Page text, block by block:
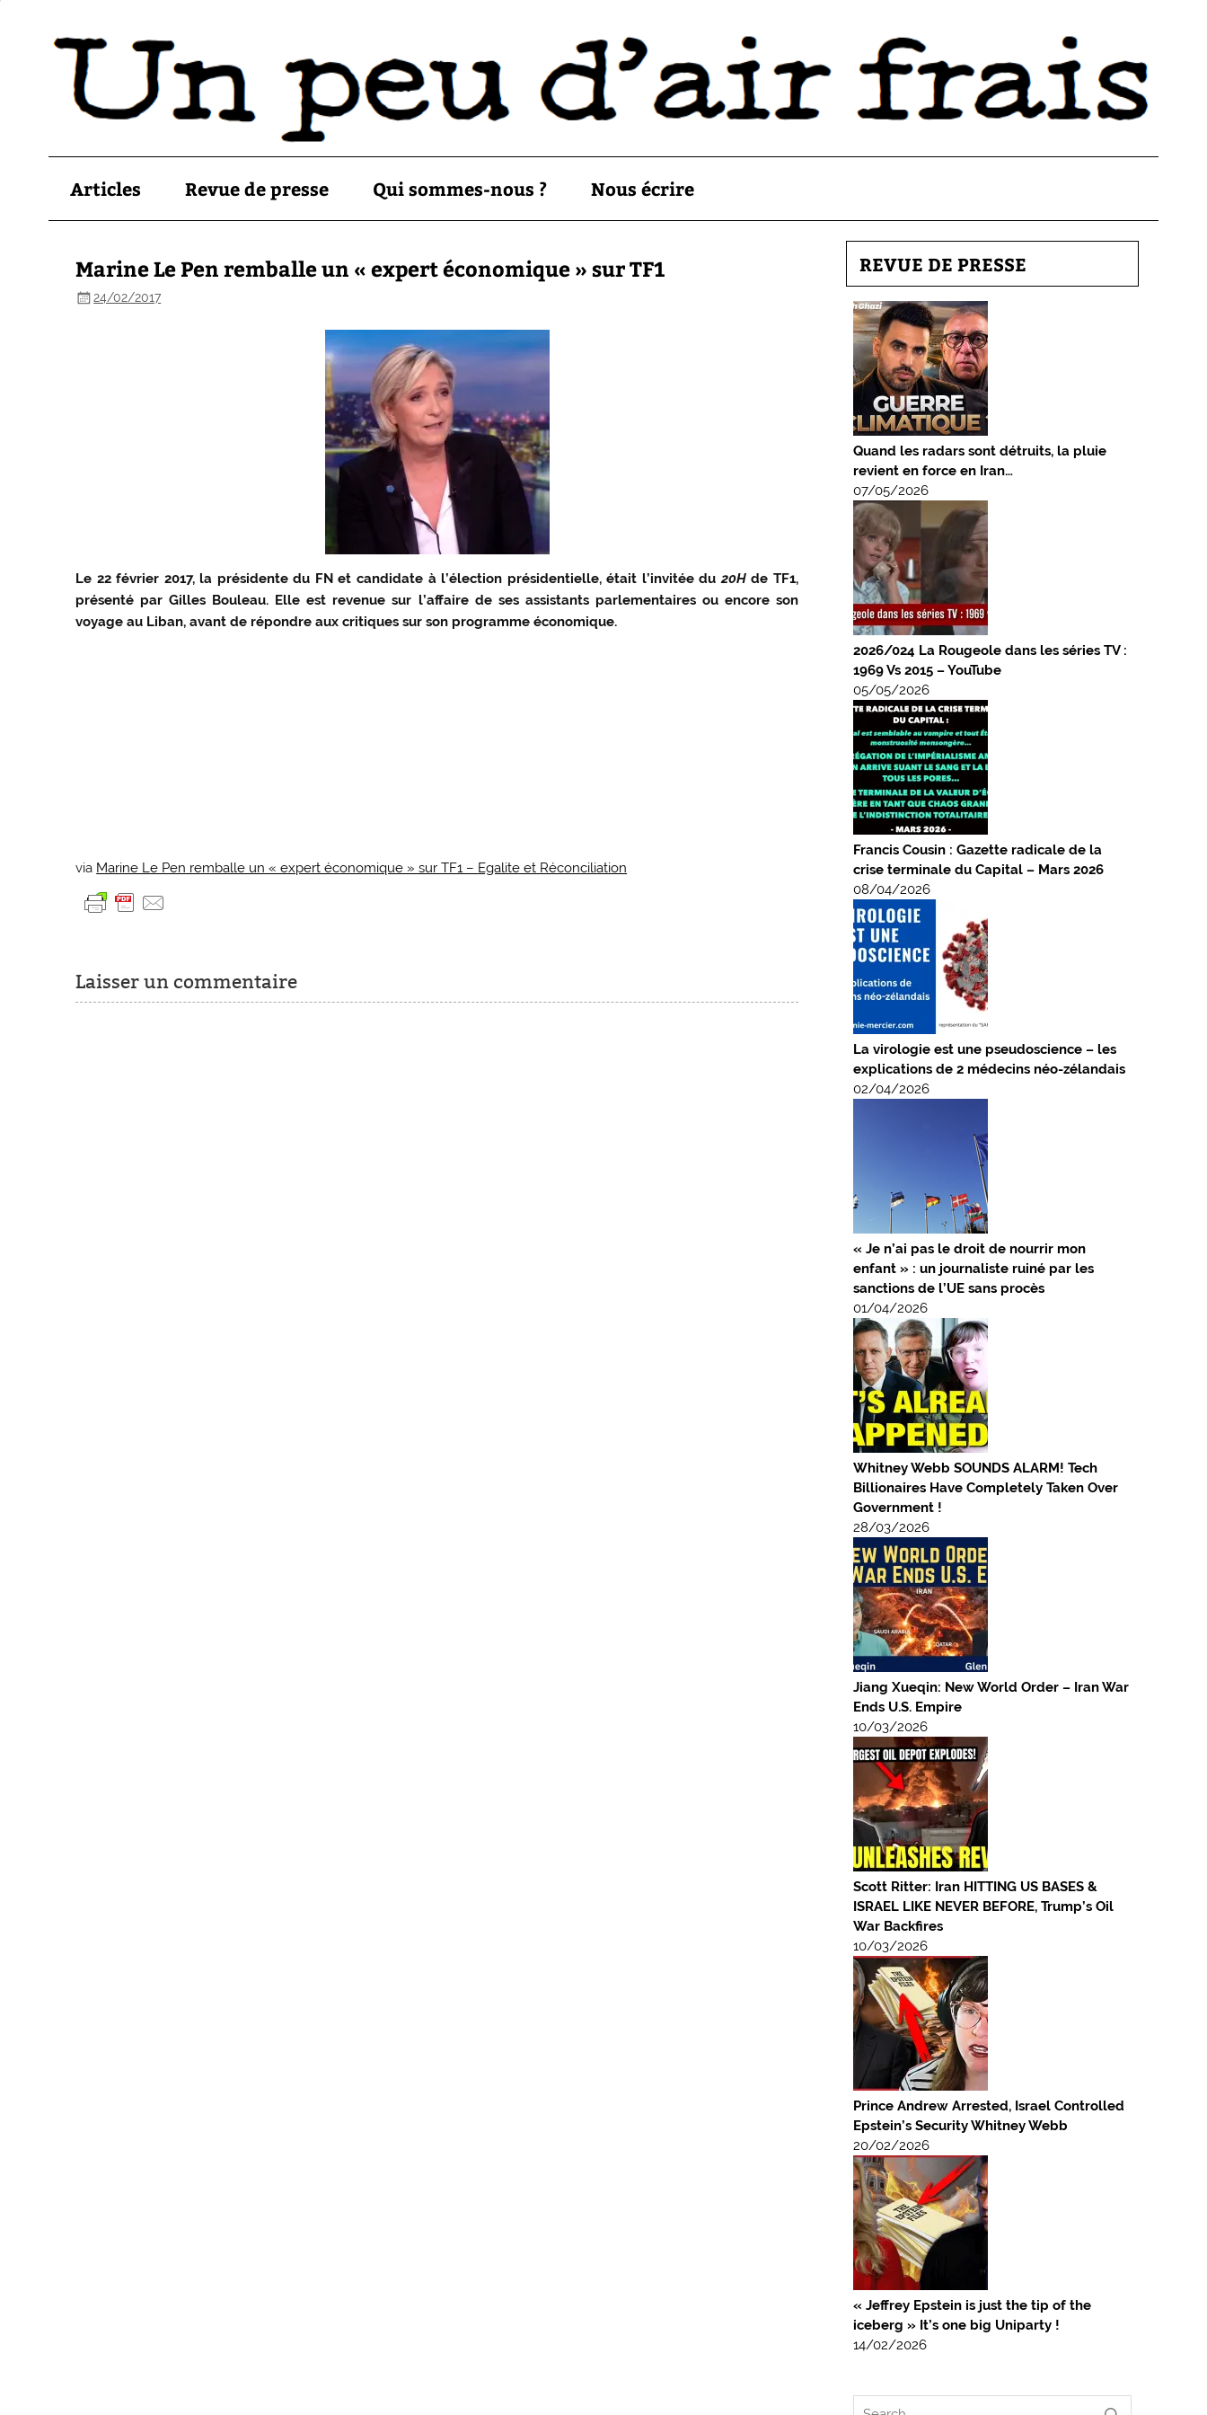
Articles Revue de presse Qui sommes-nous ? Nous écrire
Marine Le Pen remballe un « expert économique » sur TF1
24/02/2017
Le 22 février 2017, la présidente du FN et candidate à l’élection présidentielle, était l’invitée du20Hde TF1,
présenté par Gilles Bouleau. Elle est revenue sur l’affaire de ses assistants parlementaires ou encore son
voyage au Liban, avant de répondre aux critiques sur son programme économique.
via Marine Le Pen remballe un « expert économique » sur TF1 – Egalite et Réconciliation
Laisser un commentaire
REVUE DE PRESSE
Quand les radars sont détruits, la pluie
revient en force en Iran…
07/05/2026
2026/024 La Rougeole dans les séries TV :
1969 Vs 2015 – YouTube
05/05/2026
Francis Cousin : Gazette radicale de la
crise terminale du Capital – Mars 2026
08/04/2026
La virologie est une pseudoscience – les
explications de 2 médecins néo-zélandais
02/04/2026
« Je n’ai pas le droit de nourrir mon
enfant » : un journaliste ruiné par les
sanctions de l’UE sans procès
01/04/2026
Whitney Webb SOUNDS ALARM! Tech
Billionaires Have Completely Taken Over
Government !
28/03/2026
Jiang Xueqin: New World Order – Iran War
Ends U.S. Empire
10/03/2026
Scott Ritter: Iran HITTING US BASES &
ISRAEL LIKE NEVER BEFORE, Trump’s Oil
War Backfires
10/03/2026
Prince Andrew Arrested, Israel Controlled
Epstein’s Security Whitney Webb
20/02/2026
« Jeffrey Epstein is just the tip of the
iceberg » It’s one big Uniparty !
14/02/2026